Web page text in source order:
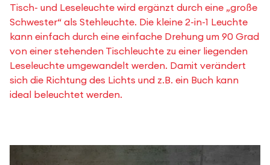
Tisch- und Leseleuchte wird ergänzt durch eine „große
Schwester“ als Stehleuchte. Die kleine 2-in-1 Leuchte
kann einfach durch eine einfache Drehung um 90 Grad
von einer stehenden Tischleuchte zu einer liegenden
Leseleuchte umgewandelt werden. Damit verändert
sich die Richtung des Lichts und z.B. ein Buch kann
ideal beleuchtet werden.